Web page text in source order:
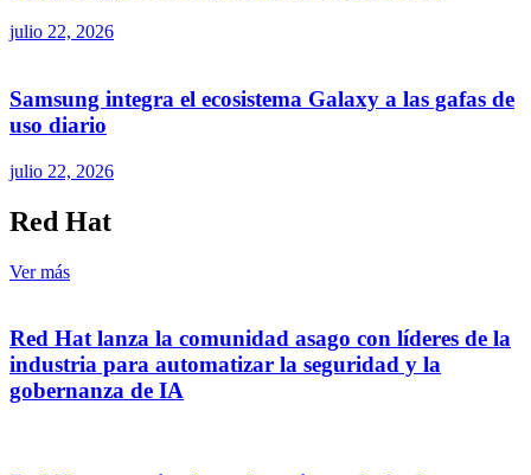
julio 22, 2026
Samsung integra el ecosistema Galaxy a las gafas de
uso diario
julio 22, 2026
Red Hat
Ver más
Red Hat lanza la comunidad asago con líderes de la
industria para automatizar la seguridad y la
gobernanza de IA